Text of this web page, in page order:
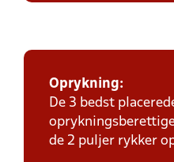
Oprykning:
De 3 bedst
de 2 puljer rykker